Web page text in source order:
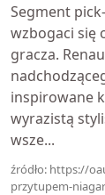
Segment
wzbogaci się
gracza.
inspirowane
wyrazistą
wsze...
źródło: https://
przytupem-